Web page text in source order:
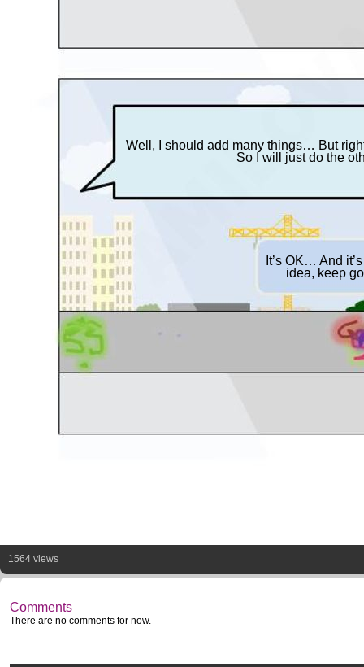
Well, I should add many things… But
So I will just do the
It’s OK… And
idea, keep
1564 views
Comments
There are no comments for now.